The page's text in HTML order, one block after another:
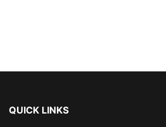
QUICK LINKS